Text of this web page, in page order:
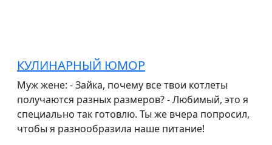
КУЛИНАРНЫЙ ЮМОР
Муж жене: - Зайка, почему все твои котлеты
получаются разных размеров? - Любимый, это я
специально так готовлю. Ты же вчера попросил,
чтобы я разнообразила наше питание!